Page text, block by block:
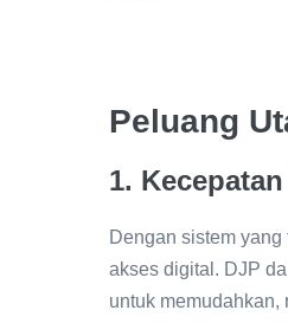
Peluang
1.
Dengan sistem
akses digital. DJP
untuk memudahkan,